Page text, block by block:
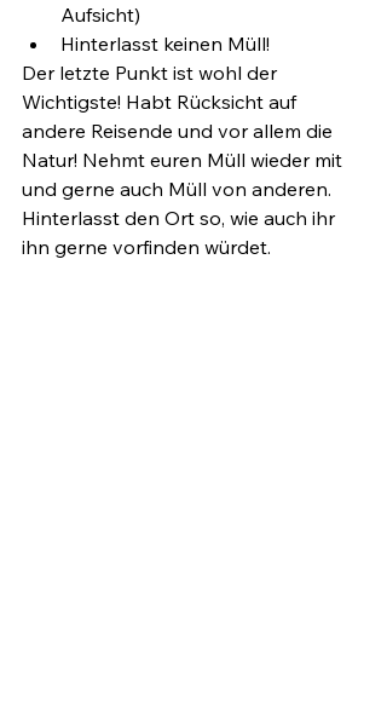
Aufsicht)
Hinterlasst keinen Müll!
Der letzte Punkt ist wohl der
Wichtigste! Habt Rücksicht auf
andere Reisende und vor allem die
Natur! Nehmt euren Müll wieder mit
und gerne auch Müll von anderen.
Hinterlasst den Ort so, wie auch ihr
ihn gerne vorfinden würdet.